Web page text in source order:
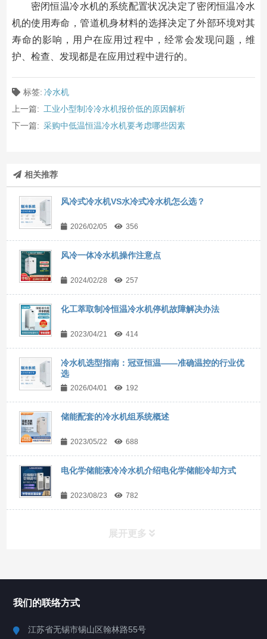
密闭恒温冷水机的系统配置状况决定了密闭恒温冷水
机的使用寿命，管道机身材料的选择决定了外部环境对其
寿命的影响，用户在应用过程中，经常会发现问题，维
护、检查、发现都是在应用过程中进行的。
标签: 冷水机
上一篇: 工业小型制冷冷水机报价低的原因解析
下一篇: 采购中低温恒温冷水机要考虑哪些因素
相关推荐
风冷式冷水机VS水冷式冷水机怎么选？
2026/02/05 356
风冷一体冷水机操作注意点
2024/02/28 257
化工萃取制冷恒温冷水机停机故障解决办法
2023/04/21 414
冷水机选型指南：冠亚恒温——准确温控的行业优
选
2026/04/01 192
储能配套的冷水机组系统概述
2023/05/22 688
电化学储能液冷冷水机介绍电化学储能冷却方式
2023/08/23 782
展开更多
我们的联络方式
江苏省无锡市锡山区翰林路55号